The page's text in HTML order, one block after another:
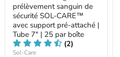
prélèvement sanguin de
sécurité SOL-CARE™
avec support pré-attaché |
Tube 7" | 25 par boîte
(2)
Sol-Care